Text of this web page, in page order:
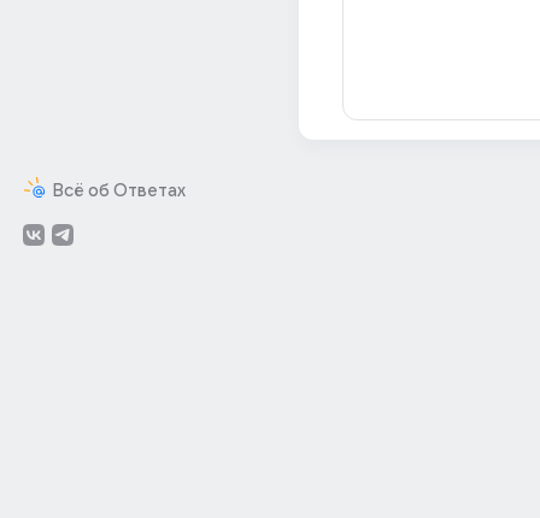
Всё об Ответах